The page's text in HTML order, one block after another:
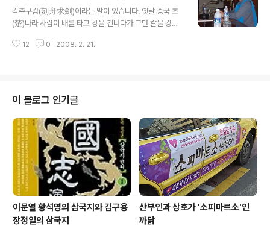
프레스(Korea Train eXpress)-한국, 고속, 철도랍니다.
우리나라에서, 케이티엑스를 보고 한국과, 고속과, 철도를
되지 않으리라 여깁니다. 프랑스는 떼제베라는 토종말을
각주구검(刻舟求劍)이라는 말이 있습니다. 옛날 중국 초
(楚)나라 사람이 배를 타고 강을 건너다가 그만 칼을 강물
다 자국을 내어 표시를 했습니다. 이윽고 배가 맞은 편 언덕
어리석은 처사를 일컫는 말입니다. 실체는 이미 달라져 버
렸는데 옛 모양을 그대로 지키자고 우기는 어리석음에 대
한 비꼼입니다. 민주노총 경남본부가 전국농민회총연맹 부
산경남연맹과 전국여성농민회총연합 경남연합이랑 지난 2
월 19일 기자회견을 했습니다. 민주노동당에 대한 배타적
지지 방침을 한 번 더 확인하는 자리였..
12 0 2008. 2. 21.
이 블로그 인기글
이문열 황석영의 삼국지와 김구용
장정일의 삼국지
산부인과 상호가 '소피마르소'인
까닭